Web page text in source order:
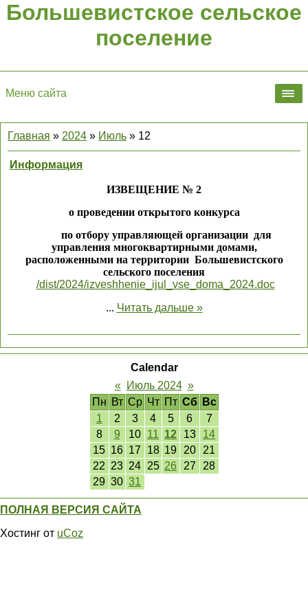
Большевистское сельское
поселение
Меню сайта
Главная » 2024 » Июль » 12
Информация
ИЗВЕЩЕНИЕ № 2
о проведении открытого конкурса
по отбору управляющей организации для
управления многоквартирными домами,
расположенными на территории Большевистского
сельского поселения
/dist/2024/izveshhenie_ijul_vse_doma_2024.doc
... Читать дальше »
Calendar
«
Июль 2024 »
Пн Вт Ср Чт Пт Сб
Вс
1
2 3 4 5 6
7
8
9 10 11 12 13
14
15 16 17 18 19 20
21
22 23 24 25 26 27
28
29 30 31
ПОЛНАЯ ВЕРСИЯ САЙТА
Хостинг от uCoz